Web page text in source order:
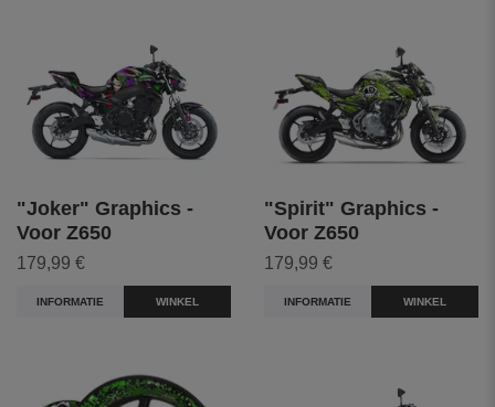
"Joker" Graphics -
Voor Z650
179,99 €
INFORMATIE WINKEL
"Spirit" Graphics -
Voor Z650
179,99 €
INFORMATIE WINKEL